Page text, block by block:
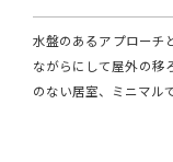
水盤のあるアプローチ
ながらにして屋外の移
のない居室、ミニマル